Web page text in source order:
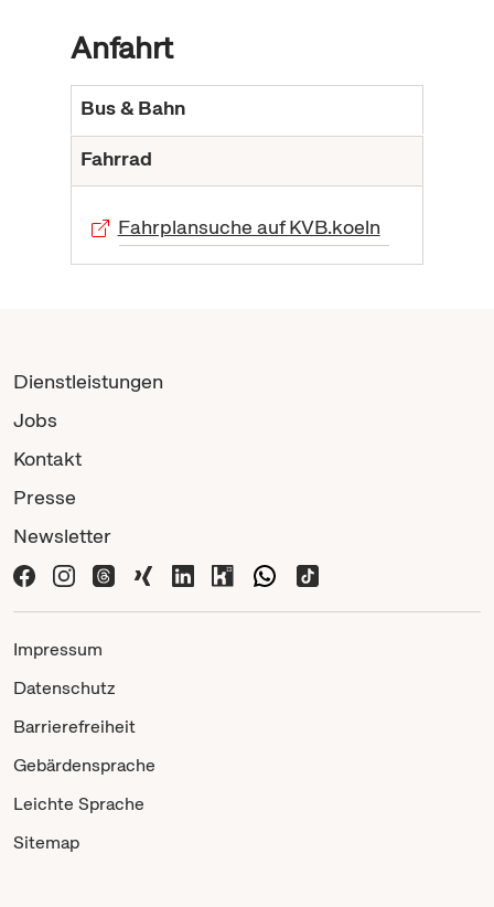
Anfahrt
Bus & Bahn
Fahrrad
Fahrplansuche auf KVB.koeln
Dienstleistungen
Jobs
Kontakt
Presse
Newsletter
Impressum
Datenschutz
Barrierefreiheit
Gebärdensprache
Leichte Sprache
Sitemap